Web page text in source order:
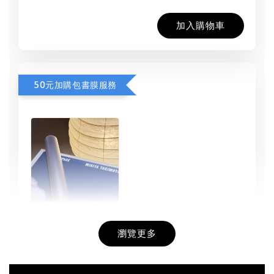
加入購物車
50元加購包書膜服務
瀏覽更多